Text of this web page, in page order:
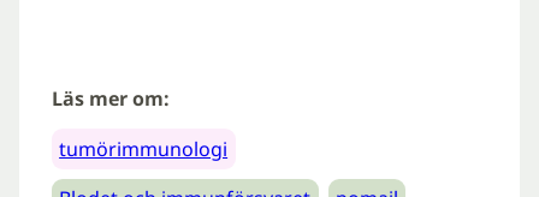
Läs mer om:
tumörimmunologi